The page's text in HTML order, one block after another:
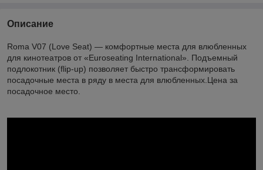
Описание
Roma V07 (Love Seat) — комфортные места для влюбленных
для кинотеатров от «Euroseating International». Подъемный
подлокотник (flip-up) позволяет быстро трансформировать
посадочные места в ряду в места для влюбленных.Цена за
посадочное место.